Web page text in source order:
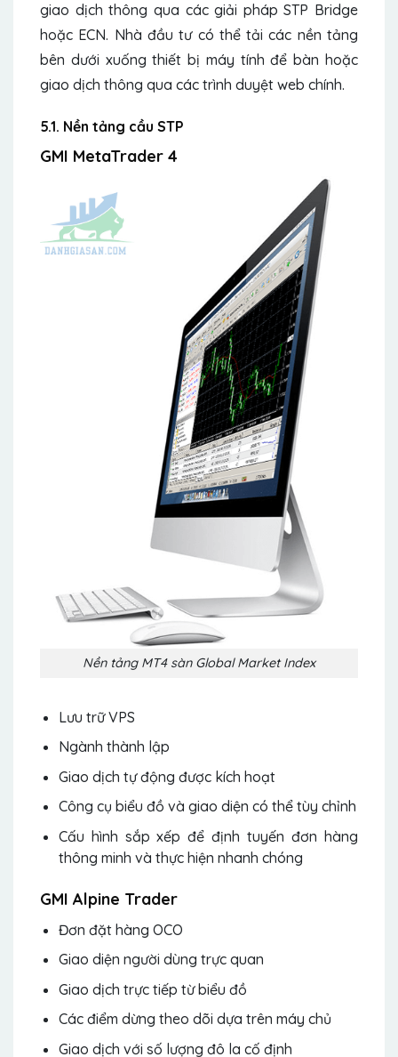
giao dịch thông qua các giải pháp STP Bridge
hoặc ECN. Nhà đầu tư có thể tải các nền tảng
bên dưới xuống thiết bị máy tính để bàn hoặc
giao dịch thông qua các trình duyệt web chính.
5.1. Nền tảng cầu STP
GMI MetaTrader 4
Nền tảng MT4 sàn Global Market Index
Lưu trữ VPS
Ngành thành lập
Giao dịch tự động được kích hoạt
Công cụ biểu đồ và giao diện có thể tùy chỉnh
Cấu hình sắp xếp để định tuyến đơn hàng
thông minh và thực hiện nhanh chóng
GMI Alpine Trader
Đơn đặt hàng OCO
Giao diện người dùng trực quan
Giao dịch trực tiếp từ biểu đồ
Các điểm dừng theo dõi dựa trên máy chủ
Giao dịch với số lượng đô la cố định